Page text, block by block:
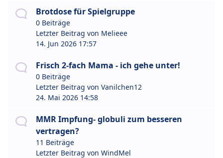
Brotdose für Spielgruppe
0 Beiträge
Letzter Beitrag von Melieee
14. Jun 2026 17:57
Frisch 2-fach Mama - ich gehe unter!
0 Beiträge
Letzter Beitrag von Vanilchen12
24. Mai 2026 14:58
MMR Impfung- globuli zum besseren
vertragen?
11 Beiträge
Letzter Beitrag von WindMel